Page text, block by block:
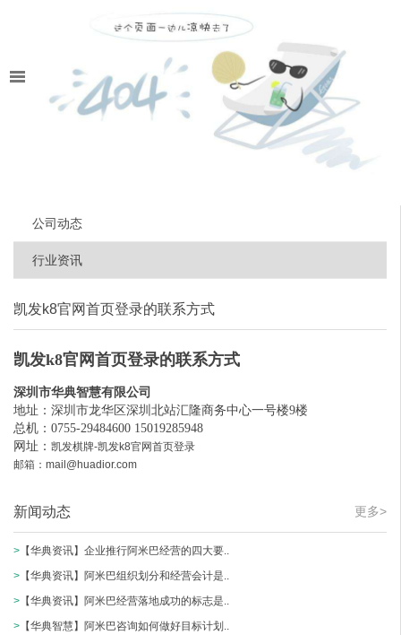
公司动态
行业资讯
凯发k8官网首页登录的联系方式
凯发k8官网首页登录的联系方式
深圳市华典智慧有限公司
地址：深圳市龙华区深圳北站汇隆商务中心一号楼9楼
总机：0755-29484600 15019285948
网址： 凯发棋牌-凯发k8官网首页登录
邮箱： mail@huadior.com
更多>
新闻动态
> 【华典资讯】企业推行阿米巴经营的四大要..
> 【华典资讯】阿米巴组织划分和经营会计是..
> 【华典资讯】阿米巴经营落地成功的标志是..
> 【华典智慧】阿米巴咨询如何做好目标计划..